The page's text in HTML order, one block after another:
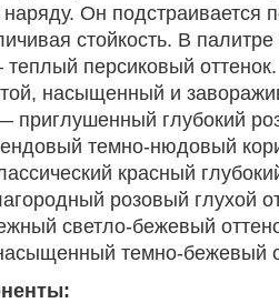
наряду. Он
стойкость. В
персиковый оттенок.
насыщенный и
приглушенный глубокий
темно-нюдовый
красный
розовый глухой
светло-бежевый
темно-бежевый